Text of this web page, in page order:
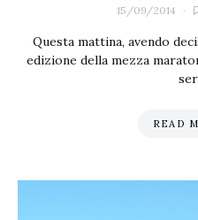
15/09/2014
Questa mattina, avendo
edizione della mezza
READ